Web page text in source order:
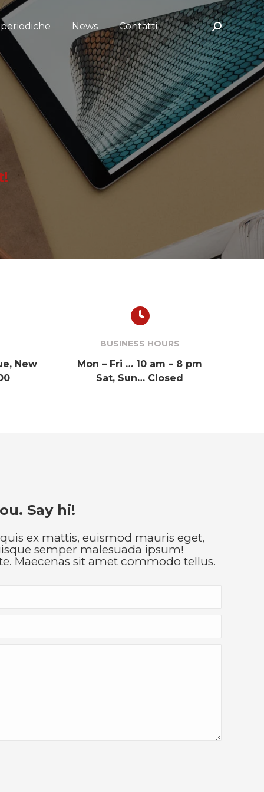
News Contatti Search:
New
BUSINESS HOURS
Mon – Fri … 10 am – 8 pm
Sat, Sun… Closed
Say hi!
ex mattis, euismod mauris eget,
semper malesuada ipsum!
Maecenas sit amet commodo tellus.